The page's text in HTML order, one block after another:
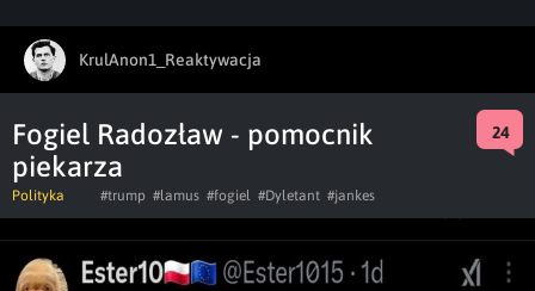
KrulAnon1_Reaktywacja
Fogiel Radozław - pomocnik
piekarza
24
Polityka #trump #lamus #fogiel #Dyletant #jankes